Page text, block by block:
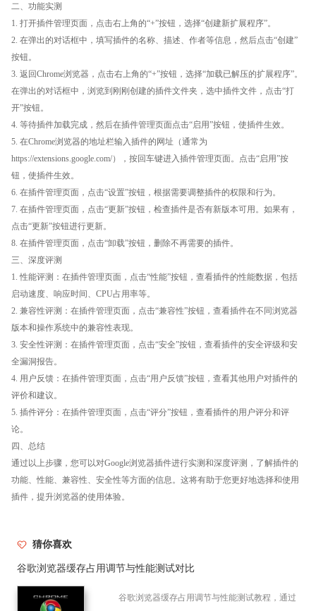
二、功能实测
1. 打开插件管理页面，点击右上角的“+”按钮，选择“创建新扩展程序”。
2. 在弹出的对话框中，填写插件的名称、描述、作者等信息，然后点击“创建”
按钮。
3. 返回Chrome浏览器，点击右上角的“+”按钮，选择“加载已解压的扩展程序”。
在弹出的对话框中，浏览到刚刚创建的插件文件夹，选中插件文件，点击“打
开”按钮。
4. 等待插件加载完成，然后在插件管理页面点击“启用”按钮，使插件生效。
5. 在Chrome浏览器的地址栏输入插件的网址（通常为
https://extensions.google.com/），按回车键进入插件管理页面。点击“启用”按
钮，使插件生效。
6. 在插件管理页面，点击“设置”按钮，根据需要调整插件的权限和行为。
7. 在插件管理页面，点击“更新”按钮，检查插件是否有新版本可用。如果有，
点击“更新”按钮进行更新。
8. 在插件管理页面，点击“卸载”按钮，删除不再需要的插件。
三、深度评测
1. 性能评测：在插件管理页面，点击“性能”按钮，查看插件的性能数据，包括
启动速度、响应时间、CPU占用率等。
2. 兼容性评测：在插件管理页面，点击“兼容性”按钮，查看插件在不同浏览器
版本和操作系统中的兼容性表现。
3. 安全性评测：在插件管理页面，点击“安全”按钮，查看插件的安全评级和安
全漏洞报告。
4. 用户反馈：在插件管理页面，点击“用户反馈”按钮，查看其他用户对插件的
评价和建议。
5. 插件评分：在插件管理页面，点击“评分”按钮，查看插件的用户评分和评
论。
四、总结
通过以上步骤，您可以对Google浏览器插件进行实测和深度评测，了解插件的
功能、性能、兼容性、安全性等方面的信息。这将有助于您更好地选择和使用
插件，提升浏览器的使用体验。
猜你喜欢
谷歌浏览器缓存占用调节与性能测试对比
谷歌浏览器缓存占用调节与性能测试教程，通过